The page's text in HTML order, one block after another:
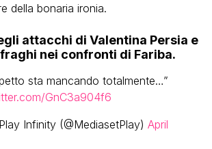
della bonaria ironia.
attacchi di Valentina Persia e
nei confronti di Fariba.
sta mancando totalmente…”
GnC3a904f6
Infinity (@MediasetPlay) April